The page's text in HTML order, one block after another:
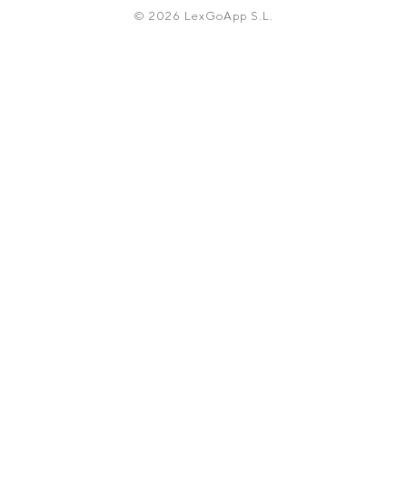
© 2026 LexGoApp S.L.